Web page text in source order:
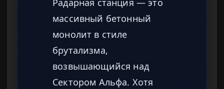
Радарная станция — это
массивный бетонный
монолит в стиле
брутализма,
возвышающийся над
Сектором Альфа. Хотя